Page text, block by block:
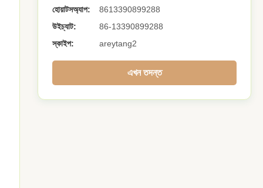
হোয়াটসঅ্যাপ:
8613390899288
উইচ্যাট:
86-13390899288
স্কাইপ:
areytang2
এখন তদন্ত